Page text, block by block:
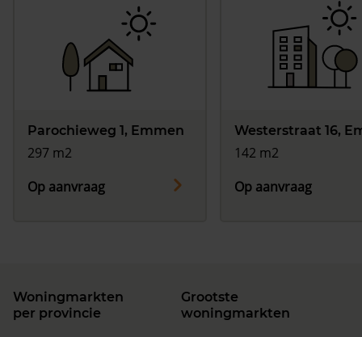
Parochieweg 1, Emmen
297 m2
Op aanvraag
Westerstraat 16,
142 m2
Op aanvraag
Woningmarkten
per provincie
Grootste
woningmarkten